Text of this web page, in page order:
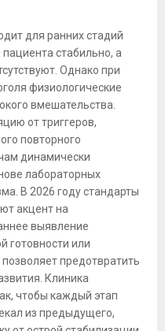
для ранних стадий
стабильно, а
Однако при
физиологические
вмешательства.
от триггеров,
повторного
динамически
лабораторных
В 2026 году стандарты
акцент на
выявление
готовности или
предотвратить
Клиника
чтобы каждый этап
из предыдущего,